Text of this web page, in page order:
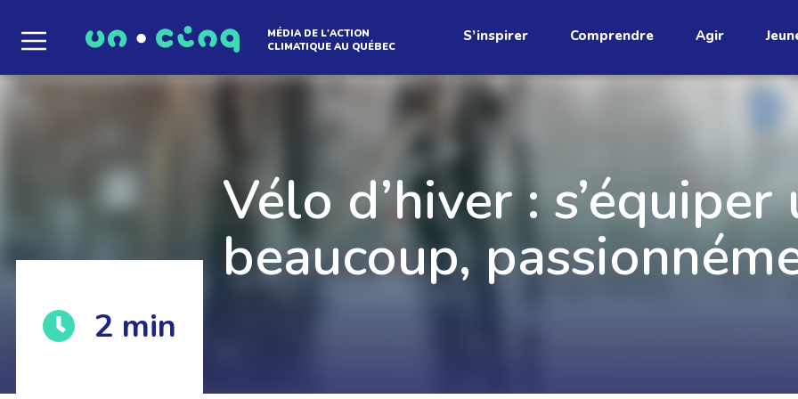
Le média qui détend
notre infolettre pour découvrir des initiatives prometteuses et des gestes
qui créent le mouvement.
infolettre!
JE M'ABONNE
MÉDIA DE L'ACTION
CLIMATIQUE AU QUÉBEC
S’inspirer Comprendre Agir
Vélo d’hiver : s’équiper
beaucoup,
2 min